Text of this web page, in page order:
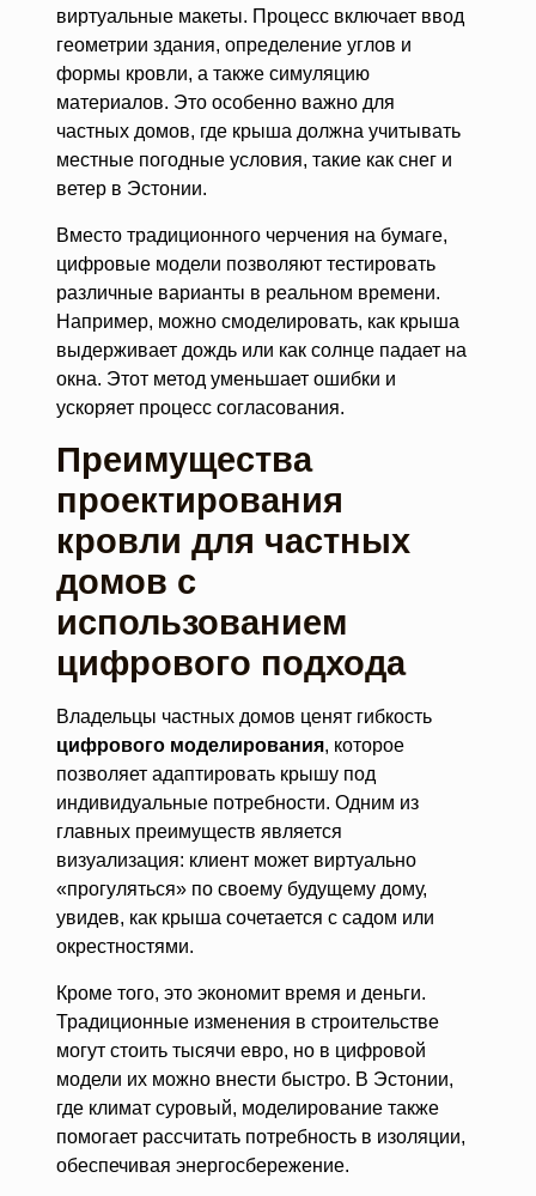
виртуальные макеты. Процесс включает ввод
геометрии здания, определение углов и
формы кровли, а также симуляцию
материалов. Это особенно важно для
частных домов, где крыша должна учитывать
местные погодные условия, такие как снег и
ветер в Эстонии.
Вместо традиционного черчения на бумаге,
цифровые модели позволяют тестировать
различные варианты в реальном времени.
Например, можно смоделировать, как крыша
выдерживает дождь или как солнце падает на
окна. Этот метод уменьшает ошибки и
ускоряет процесс согласования.
Преимущества
проектирования
кровли для частных
домов с
использованием
цифрового подхода
Владельцы частных домов ценят гибкость
цифрового моделирования, которое
позволяет адаптировать крышу под
индивидуальные потребности. Одним из
главных преимуществ является
визуализация: клиент может виртуально
«прогуляться» по своему будущему дому,
увидев, как крыша сочетается с садом или
окрестностями.
Кроме того, это экономит время и деньги.
Традиционные изменения в строительстве
могут стоить тысячи евро, но в цифровой
модели их можно внести быстро. В Эстонии,
где климат суровый, моделирование также
помогает рассчитать потребность в изоляции,
обеспечивая энергосбережение.